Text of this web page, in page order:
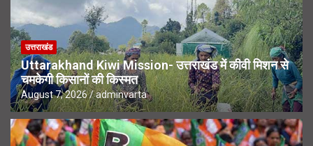
उत्तराखंड
Uttarakhand Kiwi Mission- उत्तराखंड में कीवी मिशन से
चमकेगी किसानों की किस्मत
August 7, 2026 adminvarta